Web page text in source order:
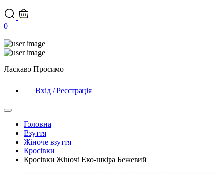
0
Ласкаво Просимо
Вхід / Реєстрація
Головна
Взуття
Жіноче взуття
Кросівки
Кросівки Жіночі Еко-шкіра Бежевий